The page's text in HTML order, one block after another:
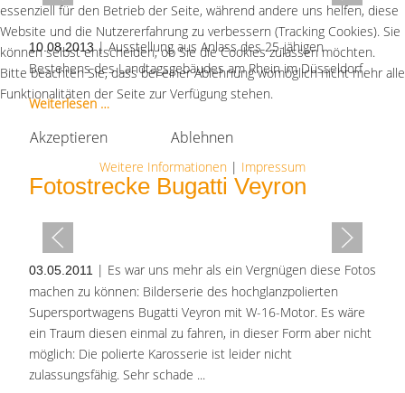
10.08.2013| Ausstellung aus Anlass des 25-jähigen
Bestehens des Landtagsgebäudes am Rhein im Düsseldorf
Weiterlesen …
Fotostrecke Bugatti Veyron
03.05.2011
| Es war uns mehr als ein Vergnügen diese Fotos
machen zu können: Bilderserie des hochglanzpolierten
Supersportwagens Bugatti Veyron mit W-16-Motor. Es wäre
ein Traum diesen einmal zu fahren, in dieser Form aber nicht
möglich: Die polierte Karosserie ist leider nicht
zulassungsfähig. Sehr schade ...
essenziell für den Betrieb der Seite, während andere uns helfen, diese
Website und die Nutzererfahrung zu verbessern (Tracking Cookies). Sie
können selbst entscheiden, ob Sie die Cookies zulassen möchten.
Bitte beachten Sie, dass bei einer Ablehnung womöglich nicht mehr alle
Funktionalitäten der Seite zur Verfügung stehen.
Akzeptieren Ablehnen
Weitere Informationen | Impressum